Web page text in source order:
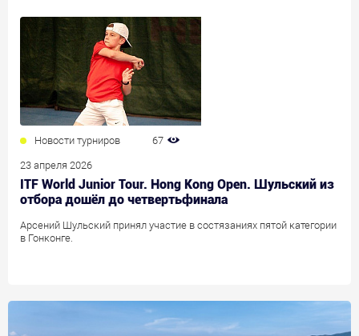
Новости турниров 67
23 апреля 2026
ITF World Junior Tour. Hong Kong Open. Шульский из
отбора дошёл до четвертьфинала
Арсений Шульский принял участие в состязаниях пятой категории
в Гонконге.